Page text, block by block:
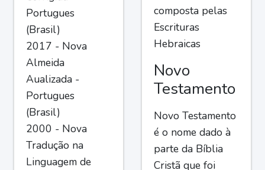
Portugues
(Brasil)
2017 - Nova
Almeida
Aualizada -
Portugues
(Brasil)
2000 - Nova
Tradução na
Linguagem de
composta pelas
Escrituras
Hebraicas
Novo
Testamento
Novo Testamento
é o nome dado à
parte da Bíblia
Cristã que foi